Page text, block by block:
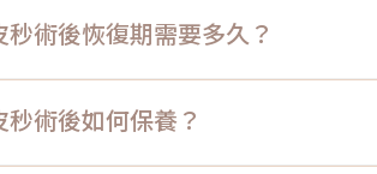
術後恢復期需要多久？
術後如何保養？